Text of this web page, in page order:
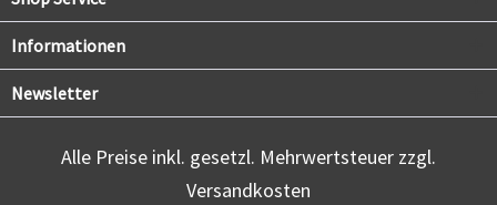
Informationen
Newsletter
Alle Preise inkl. gesetzl. Mehrwertsteuer zzgl.
Versandkosten